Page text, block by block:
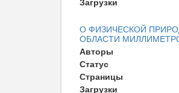
Загрузки
О ФИЗИЧЕСКОЙ
ОБЛАСТИ
Авторы
Статус
Страницы
Загрузки